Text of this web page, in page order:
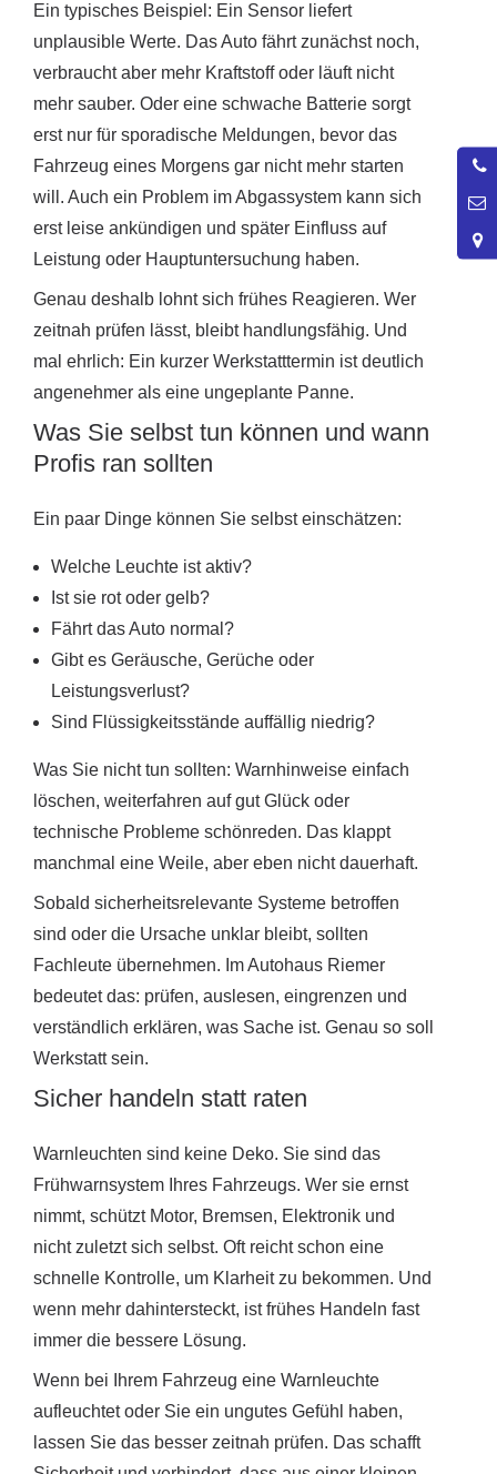
Ein typisches Beispiel: Ein Sensor liefert
unplausible Werte. Das Auto fährt zunächst noch,
verbraucht aber mehr Kraftstoff oder läuft nicht
mehr sauber. Oder eine schwache Batterie sorgt
erst nur für sporadische Meldungen, bevor das
Fahrzeug eines Morgens gar nicht mehr starten
will. Auch ein Problem im Abgassystem kann sich
erst leise ankündigen und später Einfluss auf
Leistung oder Hauptuntersuchung haben.
Genau deshalb lohnt sich frühes Reagieren. Wer
zeitnah prüfen lässt, bleibt handlungsfähig. Und
mal ehrlich: Ein kurzer Werkstatttermin ist deutlich
angenehmer als eine ungeplante Panne.
Was Sie selbst tun können und wann
Profis ran sollten
Ein paar Dinge können Sie selbst einschätzen:
Welche Leuchte ist aktiv?
Ist sie rot oder gelb?
Fährt das Auto normal?
Gibt es Geräusche, Gerüche oder
Leistungsverlust?
Sind Flüssigkeitsstände auffällig niedrig?
Was Sie nicht tun sollten: Warnhinweise einfach
löschen, weiterfahren auf gut Glück oder
technische Probleme schönreden. Das klappt
manchmal eine Weile, aber eben nicht dauerhaft.
Sobald sicherheitsrelevante Systeme betroffen
sind oder die Ursache unklar bleibt, sollten
Fachleute übernehmen. Im Autohaus Riemer
bedeutet das: prüfen, auslesen, eingrenzen und
verständlich erklären, was Sache ist. Genau so soll
Werkstatt sein.
Sicher handeln statt raten
Warnleuchten sind keine Deko. Sie sind das
Frühwarnsystem Ihres Fahrzeugs. Wer sie ernst
nimmt, schützt Motor, Bremsen, Elektronik und
nicht zuletzt sich selbst. Oft reicht schon eine
schnelle Kontrolle, um Klarheit zu bekommen. Und
wenn mehr dahintersteckt, ist frühes Handeln fast
immer die bessere Lösung.
Wenn bei Ihrem Fahrzeug eine Warnleuchte
aufleuchtet oder Sie ein ungutes Gefühl haben,
lassen Sie das besser zeitnah prüfen. Das schafft